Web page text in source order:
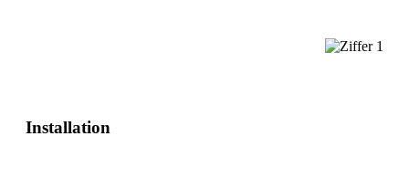
Installation